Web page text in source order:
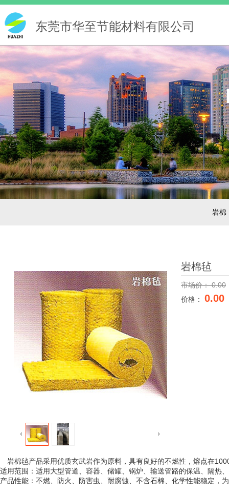
东莞市华至节能材料有限公司
岩棉
岩棉毡
市场价：0.00
价格： 0.00
岩棉毡产品采用优质玄武岩作为原料，具有良好的不燃性，熔点在
适用范围：适用大型管道、容器、储罐 、锅炉、输送管路的保温、隔热
产品性能： 不燃、防火、防害虫、耐腐蚀、不含石棉 、化学性能稳定，